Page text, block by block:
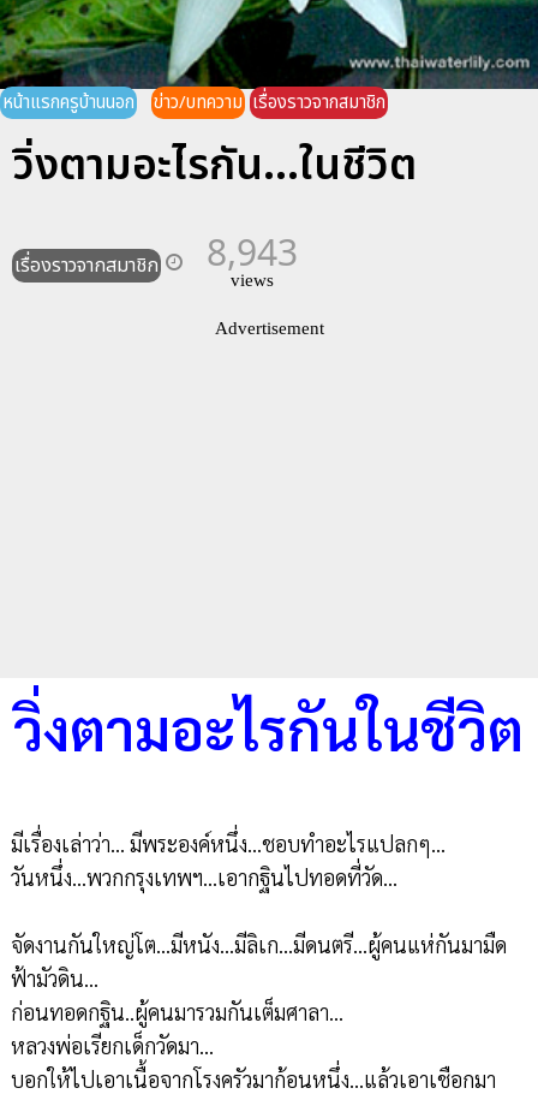
หน้าแรกครูบ้านนอก ข่าว/บทความ เรื่องราวจากสมาชิก
วิ่งตามอะไรกัน...ในชีวิต
เรื่องราวจากสมาชิก 8,943
views
Advertisement
วิ่งตามอะไรกันในชีวิต
มีเรื่องเล่าว่า... มีพระองค์หนึ่ง...ชอบทำอะไรแปลกๆ...
วันหนึ่ง...พวกกรุงเทพฯ...เอากฐินไปทอดที่วัด...
จัดงานกันใหญ่โต...มีหนัง...มีลิเก...มีดนตรี...ผู้คนแห่กันมามืด
ฟ้ามัวดิน...
ก่อนทอดกฐิน..ผู้คนมารวมกันเต็มศาลา...
หลวงพ่อเรียกเด็กวัดมา...
บอกให้ไปเอาเนื้อจากโรงครัวมาก้อนหนึ่ง...แล้วเอาเชือกมา